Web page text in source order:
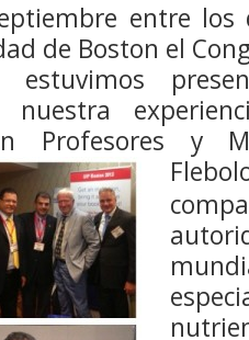
entre
de Boston el
estuvimos
nuestra
Profesores y